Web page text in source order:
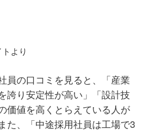
より
員の口コミを見ると、「産業
誇り安定性が高い」「設計技
価値を高くとらえている人が
た、「中途採用社員は工場で3